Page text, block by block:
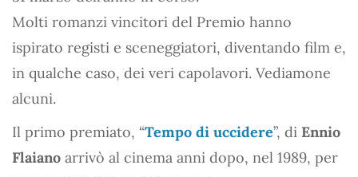
Molti romanzi vincitori del Premio hanno
ispirato registi e sceneggiatori, diventando film e,
in qualche caso, dei veri capolavori. Vediamone
alcuni.
Il primo premiato, “Tempo di uccidere”, di Ennio
Flaiano arrivò al cinema anni dopo, nel 1989, per